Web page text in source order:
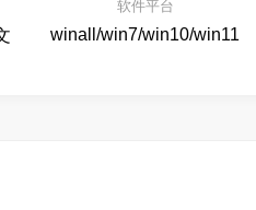
软件平台
winall/win7/win10/win11